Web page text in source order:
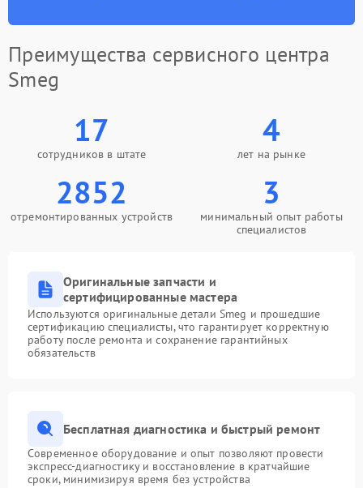
Преимущества сервисного центра
Smeg
17
сотрудников в штате
4
лет на рынке
2852
отремонтированных устройств
3
минимальный опыт работы
специалистов
Оригинальные запчасти и
сертифицированные мастера
Используются оригинальные детали Smeg и прошедшие
сертификацию специалисты, что гарантирует корректную
работу после ремонта и сохранение гарантийных
обязательств
Бесплатная диагностика и быстрый ремонт
Современное оборудование и опыт позволяют провести
экспресс-диагностику и восстановление в кратчайшие
сроки, минимизируя время без устройства